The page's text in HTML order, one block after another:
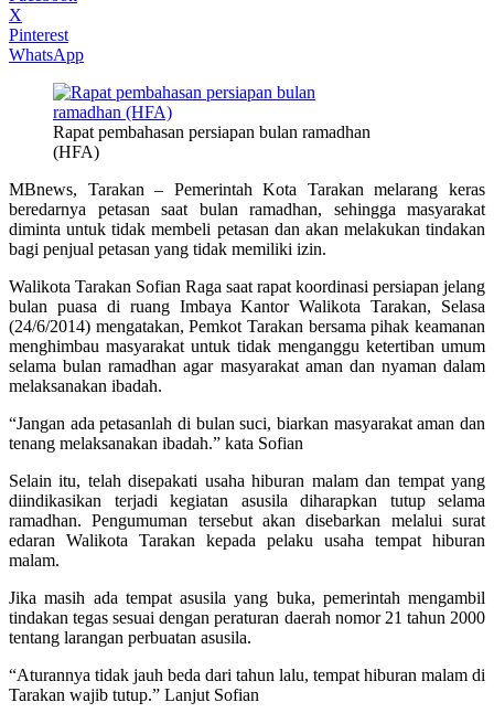
X
Pinterest
WhatsApp
Rapat pembahasan persiapan bulan ramadhan
(HFA)
MBnews, Tarakan – Pemerintah Kota Tarakan melarang keras
beredarnya petasan saat bulan ramadhan, sehingga masyarakat
diminta untuk tidak membeli petasan dan akan melakukan tindakan
bagi penjual petasan yang tidak memiliki izin.
Walikota Tarakan Sofian Raga saat rapat koordinasi persiapan jelang
bulan puasa di ruang Imbaya Kantor Walikota Tarakan, Selasa
(24/6/2014) mengatakan, Pemkot Tarakan bersama pihak keamanan
menghimbau masyarakat untuk tidak menganggu ketertiban umum
selama bulan ramadhan agar masyarakat aman dan nyaman dalam
melaksanakan ibadah.
“Jangan ada petasanlah di bulan suci, biarkan masyarakat aman dan
tenang melaksanakan ibadah.” kata Sofian
Selain itu, telah disepakati usaha hiburan malam dan tempat yang
diindikasikan terjadi kegiatan asusila diharapkan tutup selama
ramadhan. Pengumuman tersebut akan disebarkan melalui surat
edaran Walikota Tarakan kepada pelaku usaha tempat hiburan
malam.
Jika masih ada tempat asusila yang buka, pemerintah mengambil
tindakan tegas sesuai dengan peraturan daerah nomor 21 tahun 2000
tentang larangan perbuatan asusila.
“Aturannya tidak jauh beda dari tahun lalu, tempat hiburan malam di
Tarakan wajib tutup.” Lanjut Sofian